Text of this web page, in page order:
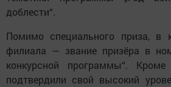
доблести“.
Помимо специального приза, в
филиала — звание призёра в
конкурсной программы“. Кроме
подтвердили свой высокий